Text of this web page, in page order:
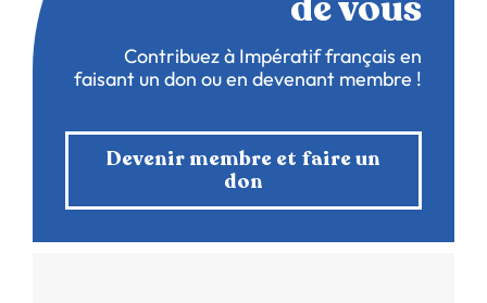
Contribuez à Impératif français en
faisant un don ou en devenant membre !
Devenir membre et faire un
don